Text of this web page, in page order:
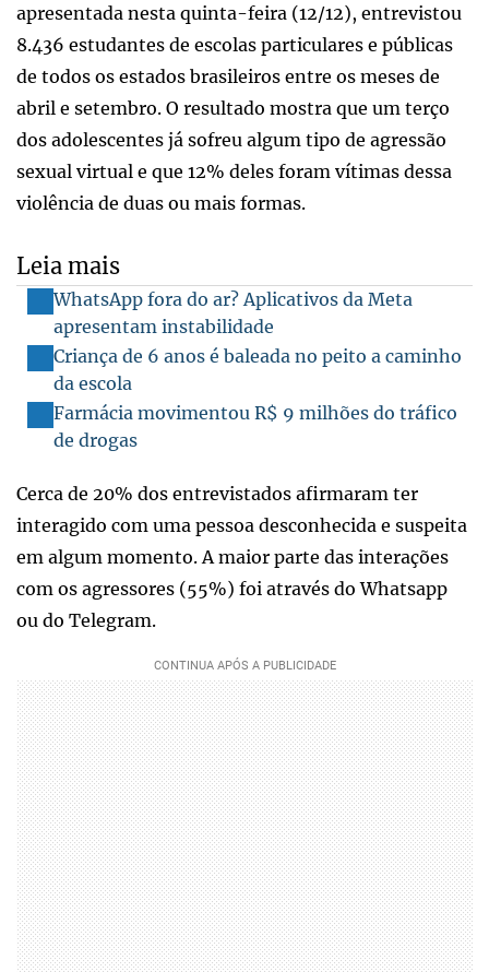
apresentada nesta quinta-feira (12/12), entrevistou
8.436 estudantes de escolas particulares e públicas
de todos os estados brasileiros entre os meses de
abril e setembro. O resultado mostra que um terço
dos adolescentes já sofreu algum tipo de agressão
sexual virtual e que 12% deles foram vítimas dessa
violência de duas ou mais formas.
Leia mais
WhatsApp fora do ar? Aplicativos da Meta
apresentam instabilidade
Criança de 6 anos é baleada no peito a caminho
da escola
Farmácia movimentou R$ 9 milhões do tráfico
de drogas
Cerca de 20% dos entrevistados afirmaram ter
interagido com uma pessoa desconhecida e suspeita
em algum momento. A maior parte das interações
com os agressores (55%) foi através do Whatsapp
ou do Telegram.